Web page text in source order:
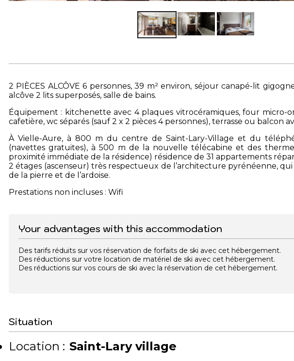
2 PIÈCES ALCÔVE 6 personnes, 39 m² environ, séjour canapé-lit
alcôve 2 lits superposés, salle de bains.
Équipement : kitchenette avec 4 plaques vitrocéramiques, four micro-
cafetière, wc séparés (sauf 2 x 2 pièces 4 personnes), terrasse ou balcon
À Vielle-Aure, à 800 m du centre de Saint-Lary-Village et du
(navettes gratuites), à 500 m de la nouvelle télécabine et des
proximité immédiate de la résidence) résidence de 31 appartements
2 étages (ascenseur) très respectueux de l’architecture pyrénéenne,
de la pierre et de l’ardoise.
Prestations non incluses : Wifi
Your advantages with this accommodation
Des tarifs réduits sur vos réservation de forfaits de ski avec cet hébergement.
Des réductions sur votre location de matériel de ski avec cet hébergement.
Des réductions sur vos cours de ski avec la réservation de cet hébergement.
Situation
Location : Saint-Lary village